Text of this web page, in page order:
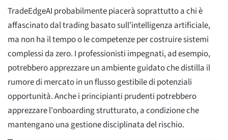
TradeEdgeAI probabilmente piacerà soprattutto a chi è
affascinato dal trading basato sull'intelligenza artificiale,
ma non ha il tempo o le competenze per costruire sistemi
complessi da zero. I professionisti impegnati, ad esempio,
potrebbero apprezzare un ambiente guidato che distilla il
rumore di mercato in un flusso gestibile di potenziali
opportunità. Anche i principianti prudenti potrebbero
apprezzare l'onboarding strutturato, a condizione che
mantengano una gestione disciplinata del rischio.